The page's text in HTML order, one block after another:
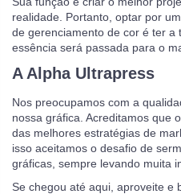
realidade. Portanto, optar por
de gerenciamento de cor é ter a
essência será passada para o
A Alpha Ultrapress
Nos preocupamos com a
nossa gráfica. Acreditamos que
das melhores estratégias de
isso aceitamos o desafio de
gráficas, sempre levando muita
Se chegou até aqui, aproveite e